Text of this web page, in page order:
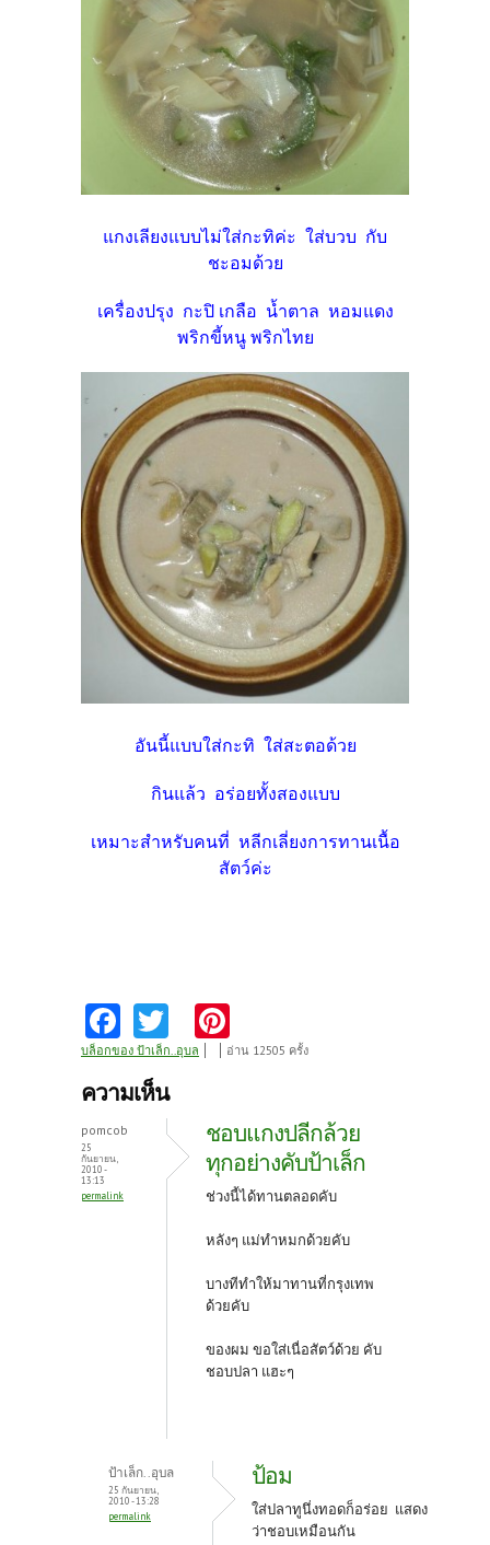
แกงเลียงแบบไม่ใส่กะทิค่ะ ใส่บวบ กับ
ชะอมด้วย
เครื่องปรุง กะปิ เกลือ น้ำตาล หอมแดง
พริกขี้หนู พริกไทย
อันนี้แบบใส่กะทิ ใส่สะตอด้วย
กินแล้ว อร่อยทั้งสองแบบ
เหมาะสำหรับคนที่ หลีกเลี่ยงการทานเนื้อ
สัตว์ค่ะ
Fa
ce
b
o
k
w
itt
nt
es
t
บล็อกของ ป้าเล็ก..อุบล อ่าน 12505 ครั้ง
ความเห็น
pomcob
25
กันยายน,
2010 -
13:13
permalink
ชอบแกงปลีกล้วย
ทุกอย่างคับป้าเล็ก
ช่วงนี้ได้ทานตลอดคับ
หลังๆ แม่ทำหมกด้วยคับ
บางทีทำให้มาทานที่กรุงเทพ
ด้วยคับ
ของผม ขอใส่เนื่อสัตว์ด้วย คับ
ชอบปลา แฮะๆ
ป้าเล็ก..อุบล
25 กันยายน,
2010 - 13:28
permalink
ป้อม
ใส่ปลาทูนึ่งทอดก็อร่อย แสดง
ว่าชอบเหมือนกัน